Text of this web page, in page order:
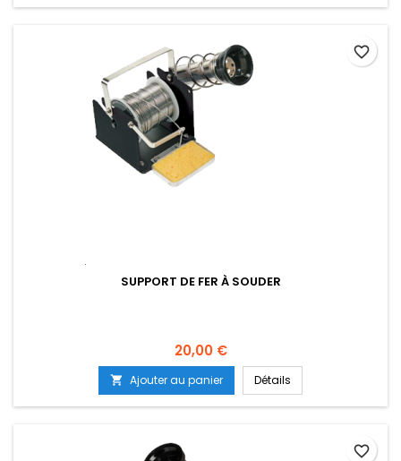
SUPPORT DE FER À SOUDER
Prix
20,00 €
 Ajouter au panier Détails
favorite_border
favorite_border